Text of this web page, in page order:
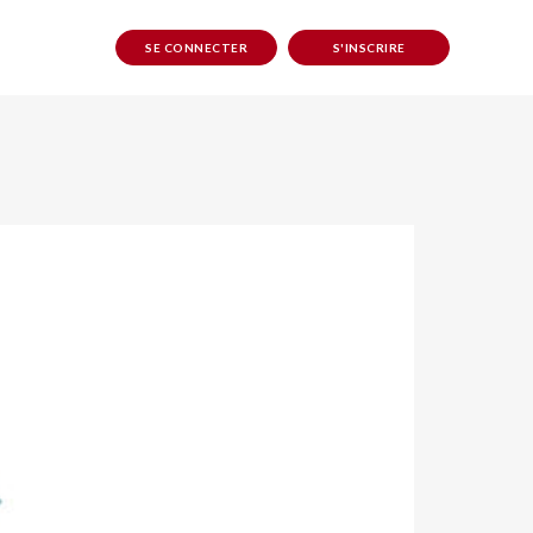
SE CONNECTER S'INSCRIRE